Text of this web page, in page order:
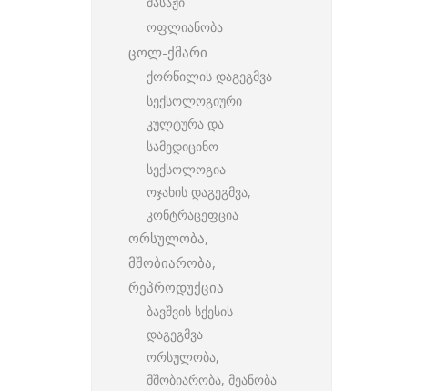
ოფლიანობა
ცოლ-ქმარი
ქორწილის დაგეგმვა
სექსოლოგიური
კულტურა და
სამედიცინო
სექსოლოგია
ოჯახის დაგეგმვა,
კონტრაცეფცია
ორსულობა,
მშობიარობა,
რეპროდუქცია
ბავშვის სქესის
დაგეგმვა
ორსულობა,
მშობიარობა, მეანობა